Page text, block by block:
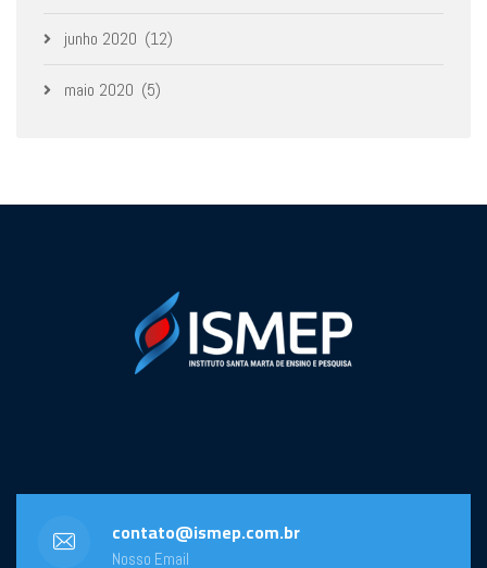
junho 2020 (12)
maio 2020 (5)
contato@ismep.com.br
Nosso Email